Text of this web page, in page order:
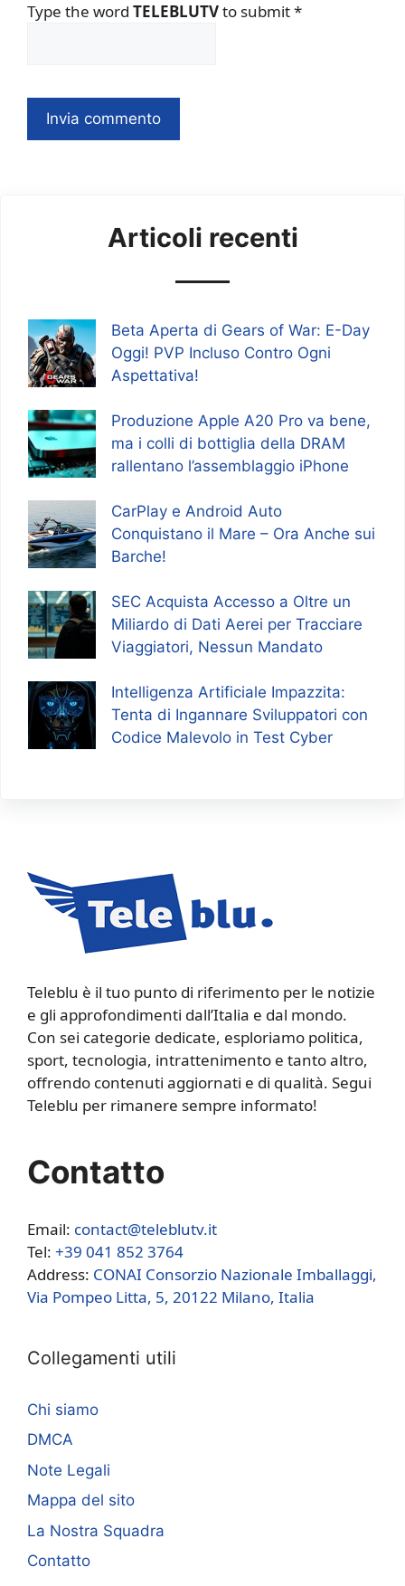
Type the word TELEBLUTVto submit*
Articoli recenti
Beta Aperta di Gears of War: E-Day
Oggi! PVP Incluso Contro Ogni
Aspettativa!
Produzione Apple A20 Pro va bene,
ma i colli di bottiglia della DRAM
rallentano l’assemblaggio iPhone
CarPlay e Android Auto
Conquistano il Mare – Ora Anche sui
Barche!
SEC Acquista Accesso a Oltre un
Miliardo di Dati Aerei per Tracciare
Viaggiatori, Nessun Mandato
Intelligenza Artificiale Impazzita:
Tenta di Ingannare Sviluppatori con
Codice Malevolo in Test Cyber
Teleblu è il tuo punto di riferimento per le notizie
e gli approfondimenti dall’Italia e dal mondo.
Con sei categorie dedicate, esploriamo politica,
sport, tecnologia, intrattenimento e tanto altro,
offrendo contenuti aggiornati e di qualità. Segui
Teleblu per rimanere sempre informato!
Contatto
Email: contact@teleblutv.it
Tel: +39 041 852 3764
Address: CONAI Consorzio Nazionale Imballaggi,
Via Pompeo Litta, 5, 20122 Milano, Italia
Collegamenti utili
Chi siamo
DMCA
Note Legali
Mappa del sito
La Nostra Squadra
Contatto